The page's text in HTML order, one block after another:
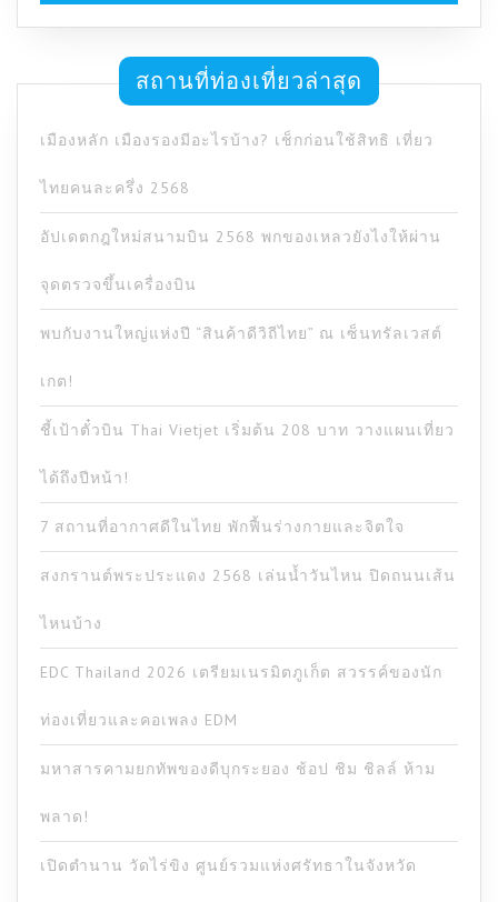
สถานที่ท่องเที่ยวล่าสุด
เมืองหลัก เมืองรองมีอะไรบ้าง? เช็กก่อนใช้สิทธิ เที่ยว
ไทยคนละครึ่ง 2568
อัปเดตกฎใหม่สนามบิน 2568 พกของเหลวยังไงให้ผ่าน
จุดตรวจขึ้นเครื่องบิน
พบกับงานใหญ่แห่งปี “สินค้าดีวิถีไทย” ณ เซ็นทรัลเวสต์
เกต!
ชี้เป้าตั๋วบิน Thai Vietjet เริ่มต้น 208 บาท วางแผนเที่ยว
ได้ถึงปีหน้า!
7 สถานที่อากาศดีในไทย พักฟื้นร่างกายและจิตใจ
สงกรานต์พระประแดง 2568 เล่นน้ำวันไหน ปิดถนนเส้น
ไหนบ้าง
EDC Thailand 2026 เตรียมเนรมิตภูเก็ต สวรรค์ของนัก
ท่องเที่ยวและคอเพลง EDM
มหาสารคามยกทัพของดีบุกระยอง ช้อป ชิม ชิลล์ ห้าม
พลาด!
เปิดตำนาน วัดไร่ขิง ศูนย์รวมแห่งศรัทธาในจังหวัด